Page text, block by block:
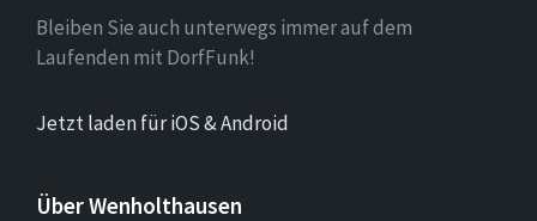
Bleiben Sie auch unterwegs immer auf dem
Laufenden mit DorfFunk!
Jetzt laden für iOS & Android
Über Wenholthausen